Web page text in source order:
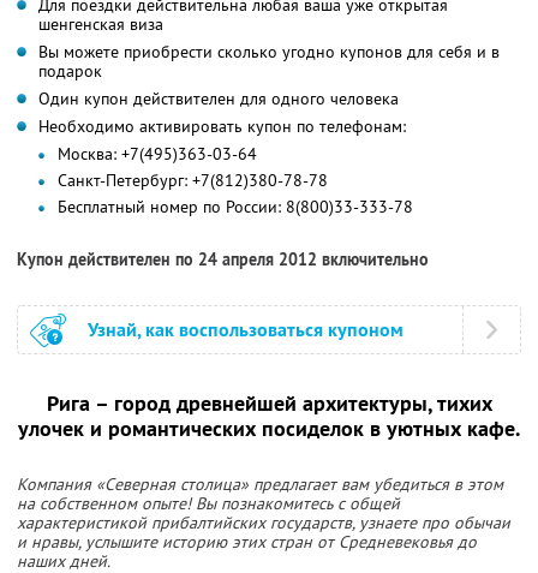
Для поездки действительна любая ваша уже открытая
шенгенская виза
Вы можете приобрести сколько угодно купонов для себя и в
подарок
Один купон действителен для одного человека
Необходимо активировать купон по телефонам:
Москва: +7(495)363-03-64
Санкт-Петербург: +7(812)380-78-78
Бесплатный номер по России: 8(800)33-333-78
Купон действителен по 24 апреля 2012 включительно
Узнай, как воспользоваться купоном
Рига – город древнейшей архитектуры, тихих
улочек и романтических посиделок в уютных кафе.
Компания «Северная столица» предлагает вам убедиться в этом
на собственном опыте! Вы познакомитесь с общей
характеристикой прибалтийских государств, узнаете про обычаи
и нравы, услышите историю этих стран от Средневековья до
наших дней.